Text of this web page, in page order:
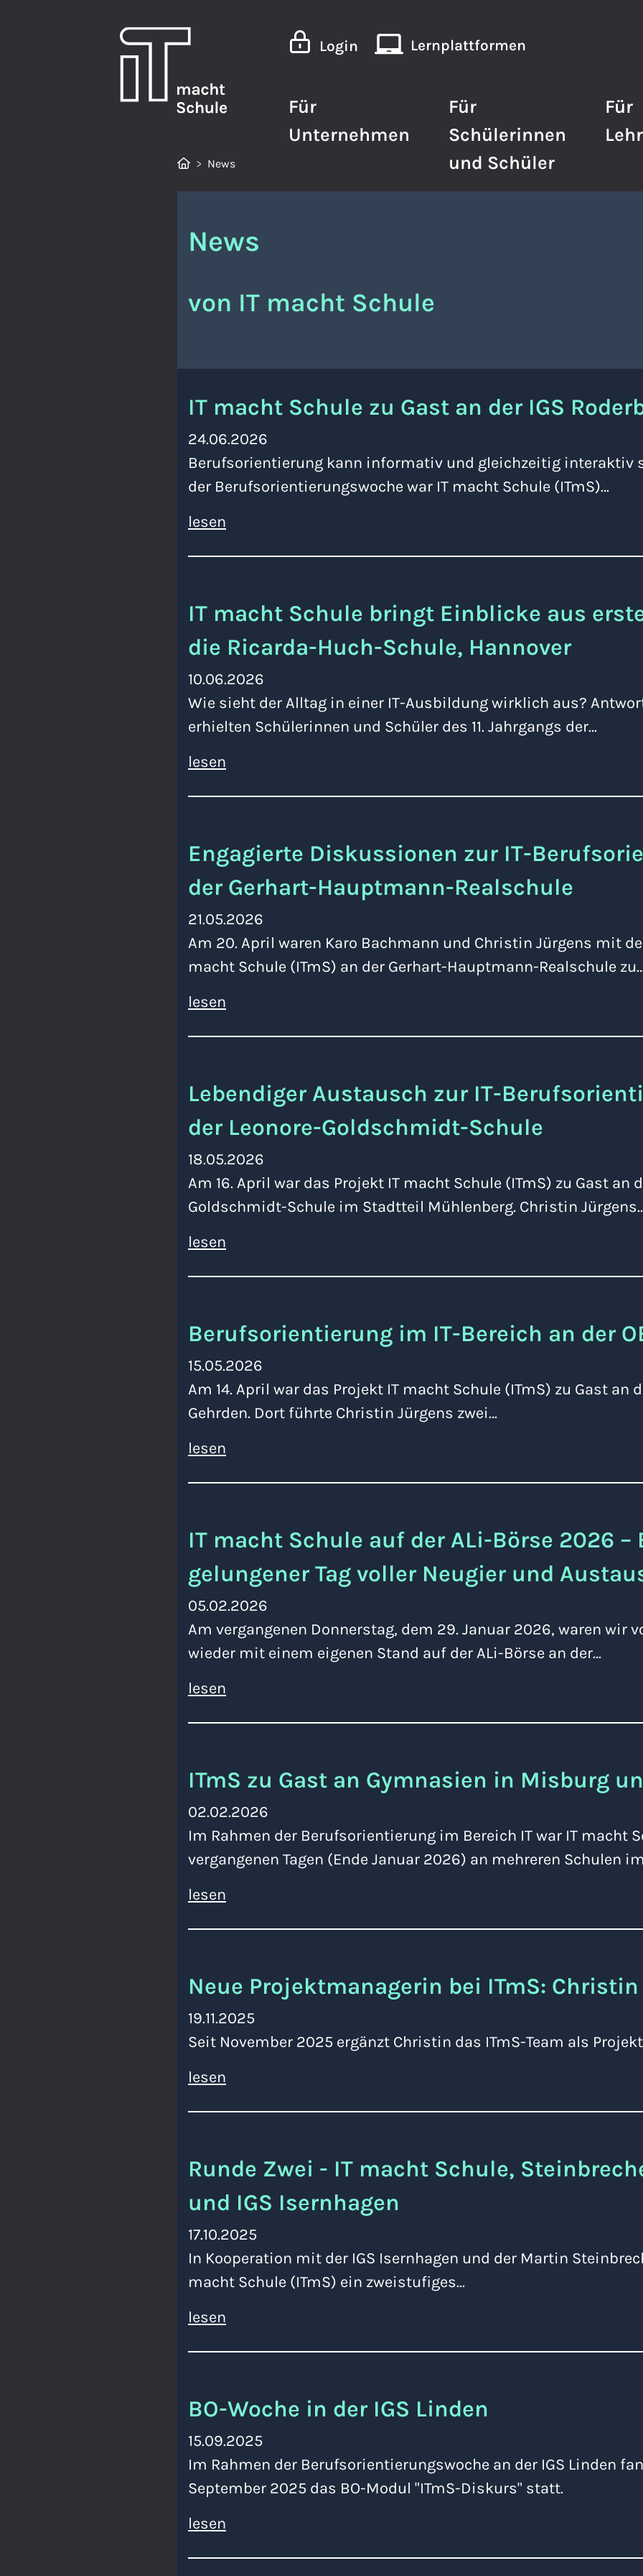
Login Lernplattformen
Für
Unternehmen
Für
Schülerinnen
und Schüler
Für
News
News
von IT macht Schule
IT macht Schule zu Gast an der IGS
24.06.2026
Berufsorientierung kann informativ und gleichzeitig interaktiv
der Berufsorientierungswoche war IT macht Schule (ITmS)…
lesen
IT macht Schule bringt Einblicke aus
die Ricarda-Huch-Schule, Hannover
10.06.2026
Wie sieht der Alltag in einer IT-Ausbildung wirklich aus?
erhielten Schülerinnen und Schüler des 11. Jahrgangs der…
lesen
Engagierte Diskussionen zur IT-
der Gerhart-Hauptmann-Realschule
21.05.2026
Am 20. April waren Karo Bachmann und Christin Jürgens mit
macht Schule (ITmS) an der Gerhart-Hauptmann-Realschule
lesen
Lebendiger Austausch zur IT-
der Leonore-Goldschmidt-Schule
18.05.2026
Am 16. April war das Projekt IT macht Schule (ITmS) zu Gast an
Goldschmidt-Schule im Stadtteil Mühlenberg. Christin
lesen
Berufsorientierung im IT-Bereich an der
15.05.2026
Am 14. April war das Projekt IT macht Schule (ITmS) zu Gast an
Gehrden. Dort führte Christin Jürgens zwei…
lesen
IT macht Schule auf der ALi-Börse 2026 –
gelungener Tag voller Neugier und
05.02.2026
Am vergangenen Donnerstag, dem 29. Januar 2026, waren wir
wieder mit einem eigenen Stand auf der ALi-Börse an der…
lesen
ITmS zu Gast an Gymnasien in Misburg
02.02.2026
Im Rahmen der Berufsorientierung im Bereich IT war IT macht
vergangenen Tagen (Ende Januar 2026) an mehreren Schulen
lesen
Neue Projektmanagerin bei ITmS: Christin
19.11.2025
Seit November 2025 ergänzt Christin das ITmS-Team als
lesen
Runde Zwei - IT macht Schule,
und IGS Isernhagen
17.10.2025
In Kooperation mit der IGS Isernhagen und der Martin
macht Schule (ITmS) ein zweistufiges…
lesen
BO-Woche in der IGS Linden
15.09.2025
Im Rahmen der Berufsorientierungswoche an der IGS Linden
September 2025 das BO-Modul "ITmS-Diskurs" statt.
lesen